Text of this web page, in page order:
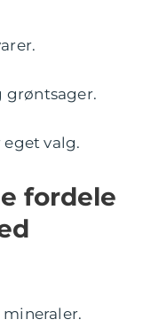
grøntsager.
valg.
fordele